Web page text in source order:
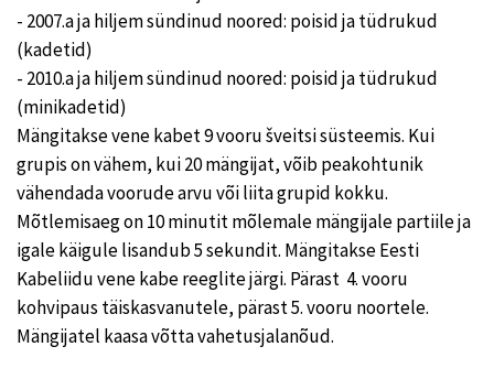
- 2007.a ja hiljem sündinud noored: poisid ja tüdrukud
(kadetid)
- 2010.a ja hiljem sündinud noored: poisid ja tüdrukud
(minikadetid)
Mängitakse vene kabet 9 vooru šveitsi süsteemis. Kui
grupis on vähem, kui 20 mängijat, võib peakohtunik
vähendada voorude arvu või liita grupid kokku.
Mõtlemisaeg on 10 minutit mõlemale mängijale partiile ja
igale käigule lisandub 5 sekundit. Mängitakse Eesti
Kabeliidu vene kabe reeglite järgi. Pärast 4. vooru
kohvipaus täiskasvanutele, pärast 5. vooru noortele.
Mängijatel kaasa võtta vahetusjalanõud.